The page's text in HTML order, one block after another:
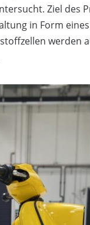
Ziel des
in Form
werden